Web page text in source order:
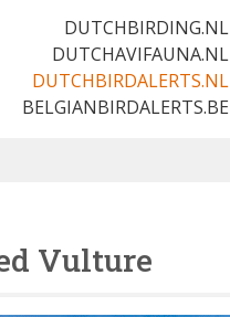
DUTCHBIRDING.NL
DUTCHAVIFAUNA.NL
DUTCHBIRDALERTS.NL
BELGIANBIRDALERTS.BE
Vulture